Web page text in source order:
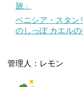
旅」
ベニシア・スタ
のしっぽ カエルの
管理人：レモン